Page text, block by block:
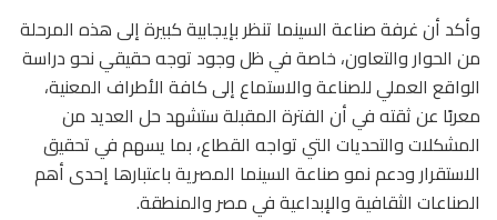
وأكد أن غرفة صناعة السينما تنظر بإيجابية كبيرة إلى هذه المرحلة
من الحوار والتعاون، خاصة في ظل وجود توجه حقيقي نحو دراسة
الواقع العملي للصناعة والاستماع إلى كافة الأطراف المعنية،
معربًا عن ثقته في أن الفترة المقبلة ستشهد حل العديد من
المشكلات والتحديات التي تواجه القطاع، بما يسهم في تحقيق
الاستقرار ودعم نمو صناعة السينما المصرية باعتبارها إحدى أهم
الصناعات الثقافية والإبداعية في مصر والمنطقة.